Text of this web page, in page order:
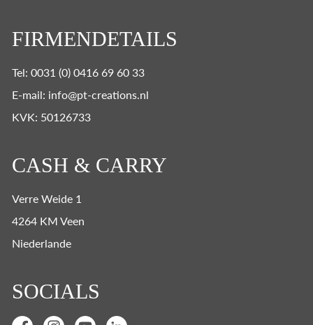
FIRMENDETAILS
Tel: 0031 (0) 0416 69 60 33
E-mail: info@pt-creations.nl
KVK: 50126733
CASH & CARRY
Verre Weide 1
4264 KM Veen
Niederlande
SOCIALS